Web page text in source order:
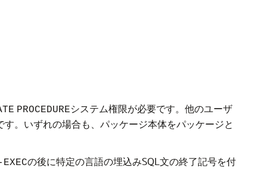
PROCEDUREシステム権限が必要です。他のユーザ
す。いずれの場合も、パッケージ本体をパッケージと
EXECの後に特定の言語の埋込みSQL文の終了記号を付